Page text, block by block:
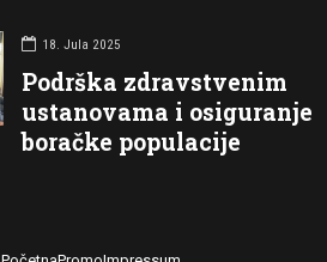
18. Jula 2025
Podrška zdravstvenim
ustanovama i osiguranje
boračke populacije